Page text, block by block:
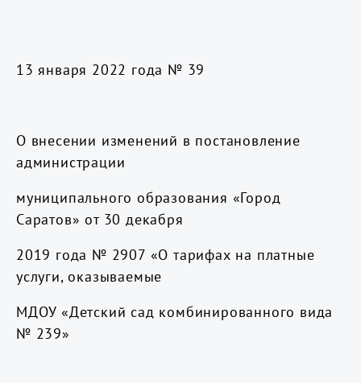
13 января 2022 года № 39
О внесении изменений в постановление
администрации
муниципального образования «Город
Саратов» от 30 декабря
2019 года № 2907 «О тарифах на платные
услуги, оказываемые
МДОУ «Детский сад комбинированного вида
№ 239»